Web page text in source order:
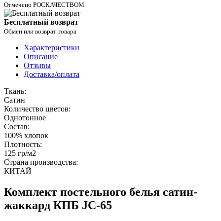
Отмечено РОСКАЧЕСТВОМ
Бесплатный возврат
Обмен или возврат товара
Характеристики
Описание
Отзывы
Доставка/оплата
Ткань:
Сатин
Количество цветов:
Однотонное
Состав:
100% хлопок
Плотность:
125 гр/м2
Страна производства:
КИТАЙ
Комплект постельного белья сатин-
жаккард КПБ JC-65